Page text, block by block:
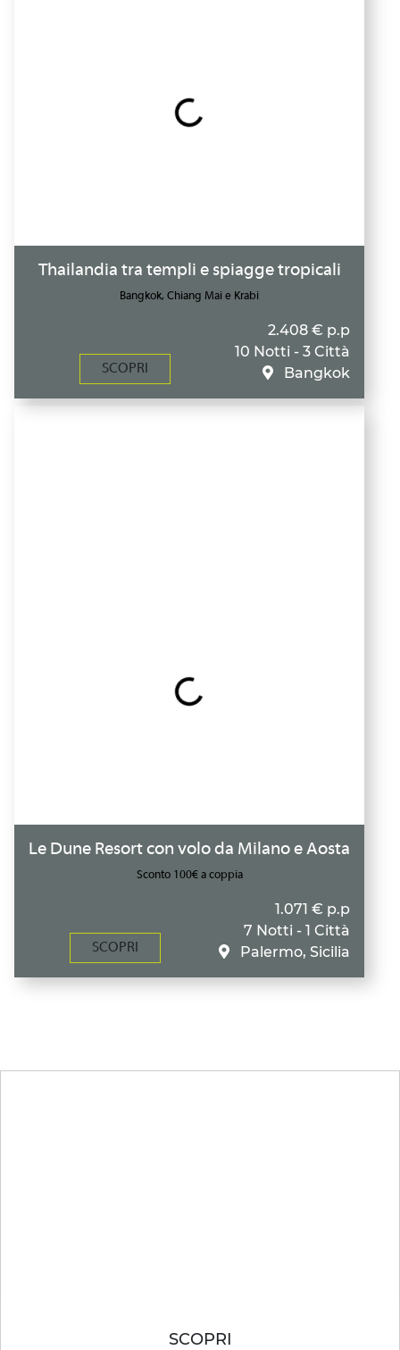
Thailandia tra templi e spiagge tropicali
Bangkok, Chiang Mai e Krabi
SCOPRI
2.408 € p.p
10 Notti - 3 Città
Bangkok
Le Dune Resort con volo da Milano e Aosta
Sconto 100€ a coppia
SCOPRI
1.071 € p.p
7 Notti - 1 Città
Palermo, Sicilia
SCOPRI